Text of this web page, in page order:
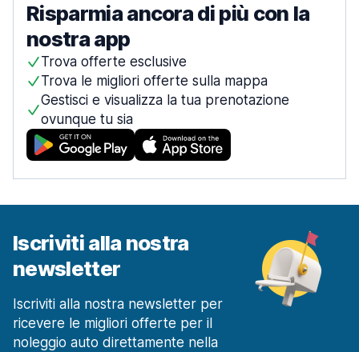
Risparmia ancora di più con la
nostra app
Trova offerte esclusive
Trova le migliori offerte sulla mappa
Gestisci e visualizza la tua prenotazione
ovunque tu sia
Iscriviti alla nostra
newsletter
Iscriviti alla nostra newsletter per
ricevere le migliori offerte per il
noleggio auto direttamente nella